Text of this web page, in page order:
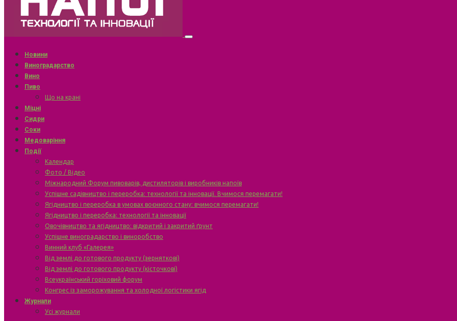
Новини
Виноградарство
Вино
Пиво
Що на крані
Міцні
Сидри
Соки
Медоваріння
Події
Календар
Фото / Відео
Міжнародний Форум пивоварів, дистиляторів і виробників напоїв
Успішне садівництво і переробка: технології та інновації. Вчимося перемагати!
Ягідництво і переробка в умовах воєнного стану: вчимося перемагати!
Ягідництво і переробка: технології та інновації
Овочівництво та ягідництво: відкритий і закритий ґрунт
Успішне виноградарство і виноробство
Винний клуб «Галерея»
Від землі до готового продукту (зерняткові)
Від землі до готового продукту (кісточкові)
Всеукраїнський горіховий форум
Конгрес із заморожування та холодної логістики ягід
Журнали
Усі журнали